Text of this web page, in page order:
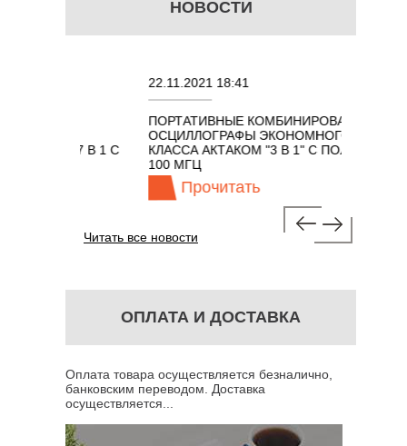
НОВОСТИ
22.11.2021 18:41
ПОРТАТИВНЫЕ КОМБИНИРОВАННЫЕ
ОСЦИЛЛОГРАФЫ ЭКОНОМНОГО
КЛАССА АКТАКОМ "3 В 1" С ПОЛОСОЙ
100 МГЦ
Прочитать
Читать все новости
ОПЛАТА И ДОСТАВКА
Оплата товара осуществляется безналично,
банковским переводом. Доставка
осуществляется...